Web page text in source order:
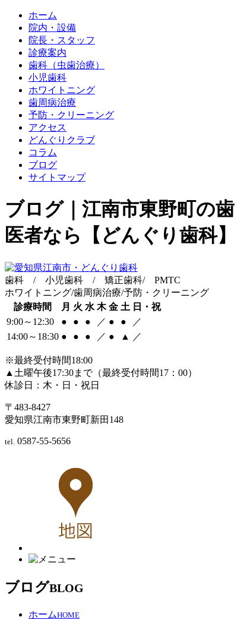
ホーム
院内・設備
院長・スタッフ
診療案内
歯科（虫歯治療）
小児歯科
ホワイトニング
歯周病治療
予防・クリーニング
アクセス
どんぐりクラブ
コラム
ブログ
サイトマップ
ブログ｜江南市東野町の歯
医者なら【どんぐり歯科】
歯科 / 小児歯科 / 矯正歯科/ PMTC
ホワイトニング/歯周病治療/予防・クリーニング
診療時間
月 火 水 木 金 土 日・祝
9:00～12:30
● ● ● ／ ● ●
／
14:00～18:30 ● ● ● ／ ● ▲ ／
※最終受付時間18:00
▲土曜午後17:30まで（最終受付時間17：00）
休診日：木・日・祝日
〒483-8427
愛知県江南市東野町新田148
tel. 0587-55-5656
ブログBLOG
ホームHOME